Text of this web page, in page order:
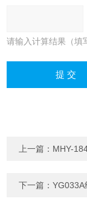
请输入计算结果（填
上一篇： MHY-
下一篇：YG033A